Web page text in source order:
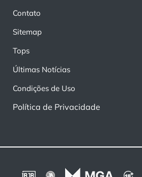
Contato
Sitemap
Tops
Últimas Notícias
Condições de Uso
Política de Privacidade